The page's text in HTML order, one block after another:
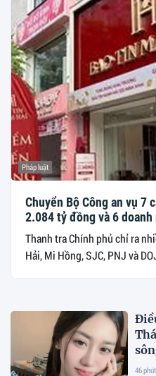
Pháp luật
Chuyển Bộ Công an vụ 7
2.084 tỷ đồng và 6
Thanh tra Chính phủ chỉ ra
Hải, Mi Hồng, SJC, PNJ và
46